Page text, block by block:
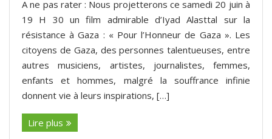
A ne pas rater : Nous projetterons ce samedi 20 juin à
19 H 30 un film admirable d’Iyad Alasttal sur la
résistance à Gaza : « Pour l’Honneur de Gaza ». Les
citoyens de Gaza, des personnes talentueuses, entre
autres musiciens, artistes, journalistes, femmes,
enfants et hommes, malgré la souffrance infinie
donnent vie à leurs inspirations, […]
Lire plus